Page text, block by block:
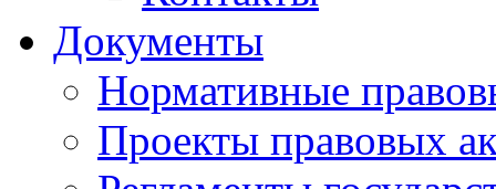
Документы
Нормативные
Проекты правовых